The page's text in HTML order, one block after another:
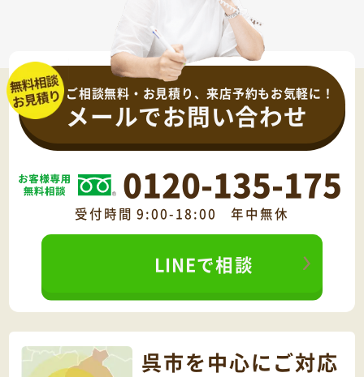
ご相談無料・お見積り、来店予約もお気軽に！
メールでお問い合わせ
0120-135-175
受付時間 9:00-18:00 年中無休
LINEで相談
呉市を中心にご対応